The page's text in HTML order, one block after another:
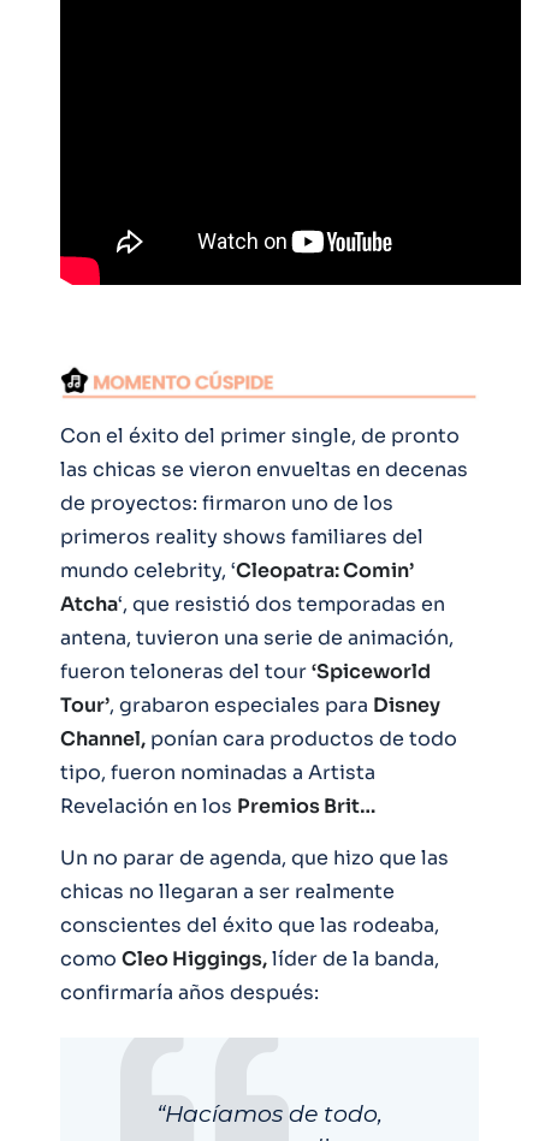
Con el éxito del primer single, de pronto
las chicas se vieron envueltas en decenas
de proyectos: firmaron uno de los
primeros reality shows familiares del
mundo celebrity, ‘Cleopatra: Comin’
Atcha‘, que resistió dos temporadas en
antena, tuvieron una serie de animación,
fueron teloneras del tour‘Spiceworld
Tour’, grabaron especiales para Disney
Channel, ponían cara productos de todo
tipo, fueron nominadas a Artista
Revelación en los Premios Brit…
Un no parar de agenda, que hizo que las
chicas no llegaran a ser realmente
conscientes del éxito que las rodeaba,
como Cleo Higgings,líder de la banda,
confirmaría años después:
“Hacíamos de todo,